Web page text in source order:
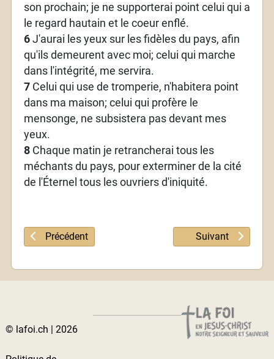
son prochain; je ne supporterai point celui qui a
le regard hautain et le coeur enflé.
6J'aurai les yeux sur les fidèles du pays, afin
qu'ils demeurent avec moi; celui qui marche
dans l'intégrité, me servira.
7Celui qui use de tromperie, n'habitera point
dans ma maison; celui qui profère le
mensonge, ne subsistera pas devant mes
yeux.
8Chaque matin je retrancherai tous les
méchants du pays, pour exterminer de la cité
de l'Éternel tous les ouvriers d'iniquité.
Article précédent : Psaume 100
Précédent Article suivant :
Suivant
© lafoi.ch | 2026